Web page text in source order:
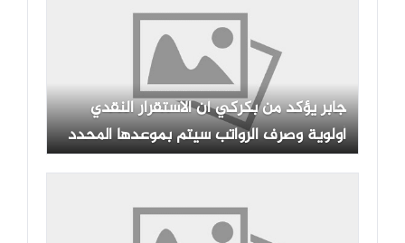
جابر يؤكد من بكركي أن الاستقرار النقدي
أولوية وصرف الرواتب سيتم بموعدها المحدد